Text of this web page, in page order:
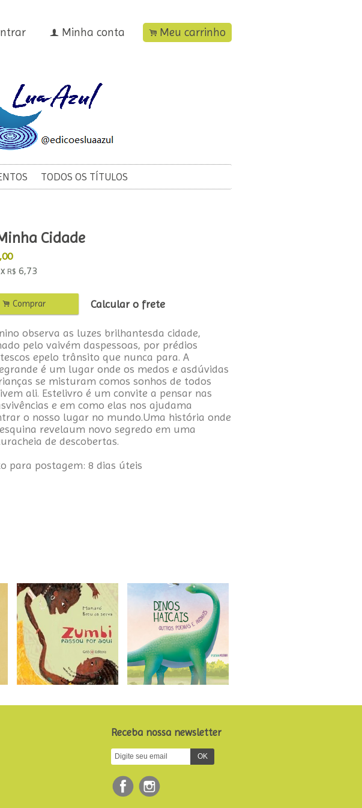
f Minha conta . Meu carrinho
TODOS OS TÍTULOS
Cidade
x R$ 6,73
. Comprar Calcular o frete
observa as luzes brilhantesda cidade,
pelo vaivém daspessoas, por prédios
epelo trânsito que nunca para. A
é um lugar onde os medos e asdúvidas
se misturam comos sonhos de todos
ali. Estelivro é um convite a pensar nas
e em como elas nos ajudama
o nosso lugar no mundo.Uma história onde
revelaum novo segredo em uma
de descobertas.
para postagem: 8 dias úteis
Receba nossa newsletter